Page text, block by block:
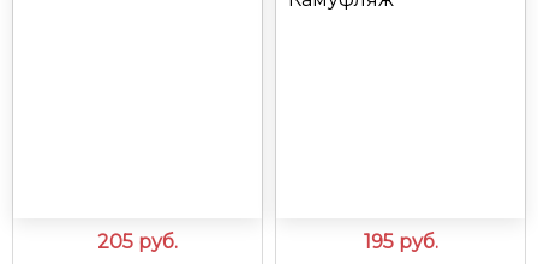
205 руб.
195 руб.